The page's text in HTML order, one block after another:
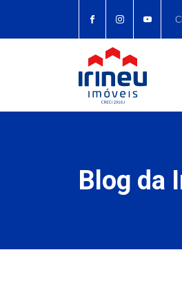
Blog da